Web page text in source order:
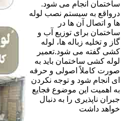
ساختمان انجام می شود.
درواقع به سیستم نصب لوله
ها و اتصال آن ها در
ساختمان برای توزیع آب و
گاز و تخلیه زباله ها، لوله
کشی گفته می شود.تعمیر
لوله کشی ساختمان باید به
صورت کاملاً اصولی و حرفه
ای انجام شود و توجه نکردن
به اهمیت این موضوع فجایع
جبران ناپذیری را به دنبال
خواهد داشت